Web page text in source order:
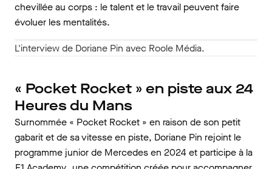
chevillée au corps : le talent et le travail peuvent faire
évoluer les mentalités.
L'interview de Doriane Pin avec Roole Média.
« Pocket Rocket » en piste aux 24
Heures du Mans
Surnommée « Pocket Rocket » en raison de son petit
gabarit et de sa vitesse en piste, Doriane Pin rejoint le
programme junior de Mercedesen 2024 et participe à la